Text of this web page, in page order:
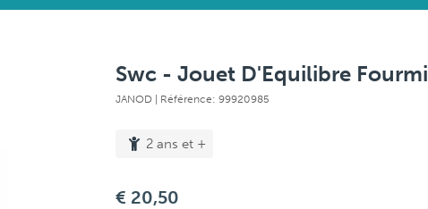
Swc - Jouet D'Equilibre Fourmi
JANOD | Référence: 99920985
2 ans et +
€ 20,50